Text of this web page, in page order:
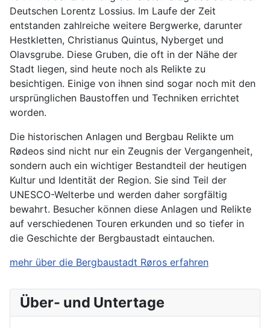
Deutschen Lorentz Lossius. Im Laufe der Zeit
entstanden zahlreiche weitere Bergwerke, darunter
Hestkletten, Christianus Quintus, Nyberget und
Olavsgrube. Diese Gruben, die oft in der Nähe der
Stadt liegen, sind heute noch als Relikte zu
besichtigen. Einige von ihnen sind sogar noch mit den
ursprünglichen Baustoffen und Techniken errichtet
worden.
Die historischen Anlagen und Bergbau Relikte um
Rødeos sind nicht nur ein Zeugnis der Vergangenheit,
sondern auch ein wichtiger Bestandteil der heutigen
Kultur und Identität der Region. Sie sind Teil der
UNESCO-Welterbe und werden daher sorgfältig
bewahrt. Besucher können diese Anlagen und Relikte
auf verschiedenen Touren erkunden und so tiefer in
die Geschichte der Bergbaustadt eintauchen.
mehr über die Bergbaustadt Røros erfahren
Über- und Untertage